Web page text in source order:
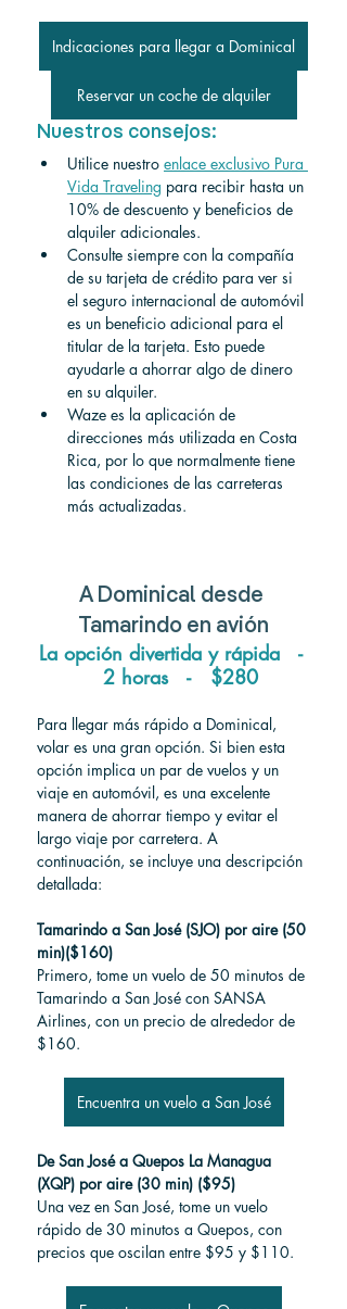
Indicaciones para llegar a Dominical
Reservar un coche de alquiler
Nuestros consejos:
Utilice nuestro enlace exclusivo Pura
Vida Traveling para recibir hasta un
10% de descuento y beneficios de
alquiler adicionales.
Consulte siempre con la compañía
de su tarjeta de crédito para ver si
el seguro internacional de automóvil
es un beneficio adicional para el
titular de la tarjeta. Esto puede
ayudarle a ahorrar algo de dinero
en su alquiler.
Waze es la aplicación de
direcciones más utilizada en Costa
Rica, por lo que normalmente tiene
las condiciones de las carreteras
más actualizadas.
A Dominical desde
Tamarindo en avión
La opción divertida y rápida   -
  2 horas   -   $280
Para llegar más rápido a Dominical,
volar es una gran opción. Si bien esta
opción implica un par de vuelos y un
viaje en automóvil, es una excelente
manera de ahorrar tiempo y evitar el
largo viaje por carretera. A
continuación, se incluye una descripción
detallada:
Tamarindo a San José (SJO) por aire (50
min)($160)
Primero, tome un vuelo de 50 minutos de
Tamarindo a San José con SANSA
Airlines, con un precio de alrededor de
$160.
Encuentra un vuelo a San José
De San José a Quepos La Managua
(XQP) por aire (30 min) ($95)
Una vez en San José, tome un vuelo
rápido de 30 minutos a Quepos, con
precios que oscilan entre $95 y $110.